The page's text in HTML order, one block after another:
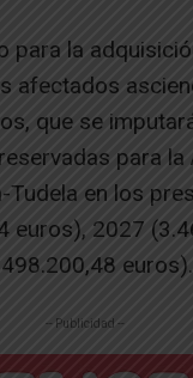
para la
afectados
que se
para la
Tudela en los
euros), 2027
euros).
-- Publicidad --